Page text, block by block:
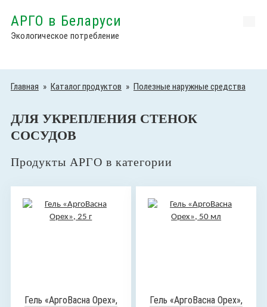
АРГО в Беларуси
Экологическое потребление
Главная » Каталог продуктов » Полезные наружные средства
ДЛЯ УКРЕПЛЕНИЯ СТЕНОК
СОСУДОВ
Продукты АРГО в категории
Гель «АргоВасна Орех»,
Гель «АргоВасна Орех»,